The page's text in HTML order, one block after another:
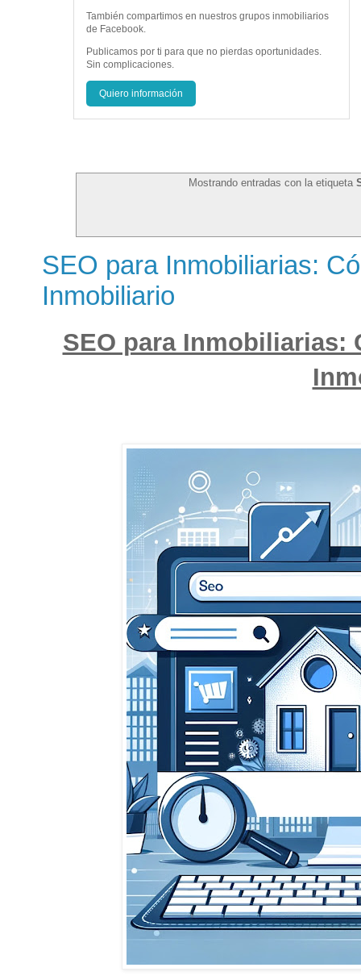
También compartimos en nuestros grupos inmobiliarios
de Facebook.
Publicamos por ti para que no pierdas oportunidades.
Sin complicaciones.
Quiero información
Mostrando entradas con la etiqueta
SEO para Inmobiliarias:
Inmobiliario
SEO para Inmobiliarias: